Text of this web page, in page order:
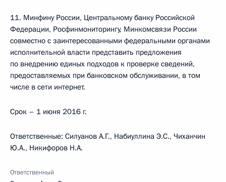
11. Минфину России, Центральному банку Российской
Федерации, Росфинмониторингу, Минкомсвязи России
совместно с заинтересованными федеральными органами
исполнительной власти представить предложения
по внедрению единых подходов к проверке сведений,
предоставляемых при банковском обслуживании, в том
числе в сети интернет.
Срок – 1 июня 2016 г.
Ответственные: Силуанов А.Г., Набиуллина Э.С., Чиханчин
Ю.А., Никифоров Н.А.
Ответственный